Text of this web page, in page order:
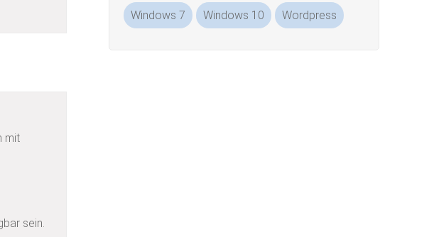
mit
sein.
Windows 7 Windows 10 Wordpress